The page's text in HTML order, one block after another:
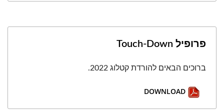
פרופיל Touch-Down
ברוכים הבאים להורדת קטלוג 2022.